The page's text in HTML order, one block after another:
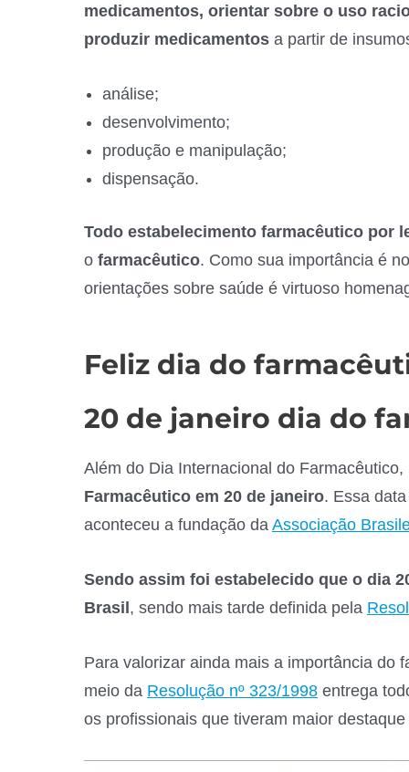
medicamentos, orientar sobre o uso
produzir medicamentos a partir de
análise;
desenvolvimento;
produção e manipulação;
dispensação.
Todo estabelecimento farmacêutico por
o farmacêutico. Como sua importância é
orientações sobre saúde é virtuoso
Feliz dia do
20 de janeiro dia do
Além do Dia Internacional do Farmacêutico,
Farmacêutico em 20 de janeiro. Essa
aconteceu a fundação da Associação
Sendo assim foi estabelecido que o dia
Brasil , sendo mais tarde definida pela
Para valorizar ainda mais a importância do
meio da Resolução nº 323/1998 entrega
os profissionais que tiveram maior